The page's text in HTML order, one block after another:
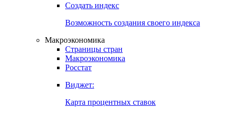
Создать индекс
Возможность создания своего индекса
Макроэкономика
Страницы стран
Макроэкономика
Росстат
Виджет:
Карта процентных ставок